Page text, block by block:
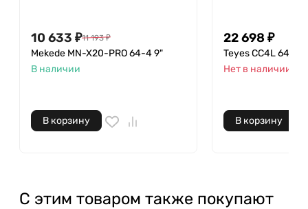
10 633 ₽11 193 ₽
Mekede MN-X20-PRO 64-4 9"
В наличии
В корзину
22 698 ₽
Teyes CC4L 64-6
Нет в наличии
В корзину
С этим товаром также покупают